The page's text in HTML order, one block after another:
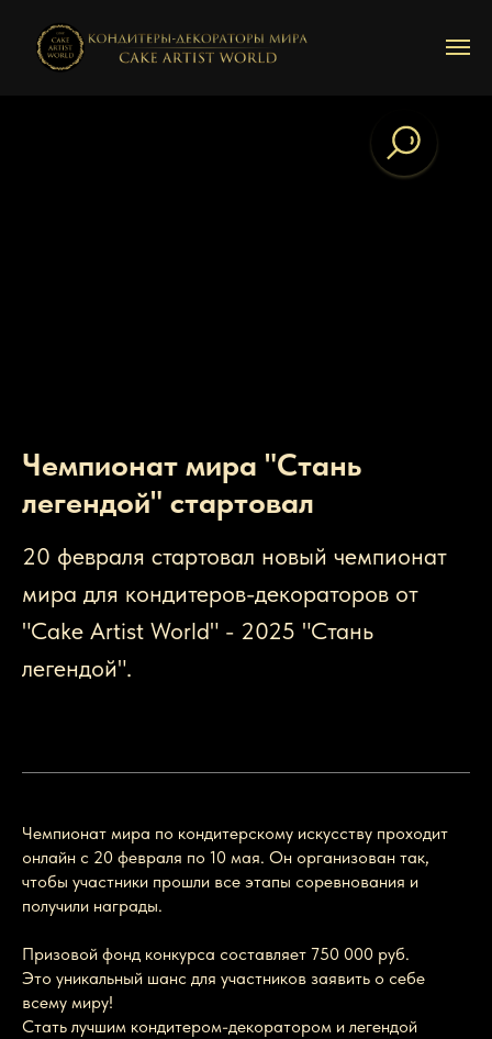
Чемпионат мира "Стань
легендой" стартовал
20 февраля стартовал новый чемпионат
мира для кондитеров-декораторов от
"Cake Artist World" - 2025 "Стань
легендой".
Чемпионат мира по кондитерскому искусству проходит
онлайн с 20 февраля по 10 мая. Он организован так,
чтобы участники прошли все этапы соревнования и
получили награды.
Призовой фонд конкурса составляет 750 000 руб.
Это уникальный шанс для участников заявить о себе
всему миру!
Стать лучшим кондитером-декоратором и легендой